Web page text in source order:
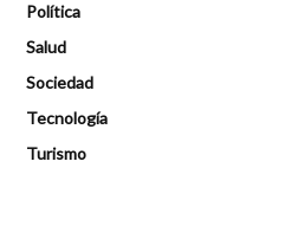
Política
Salud
Sociedad
Tecnología
Turismo